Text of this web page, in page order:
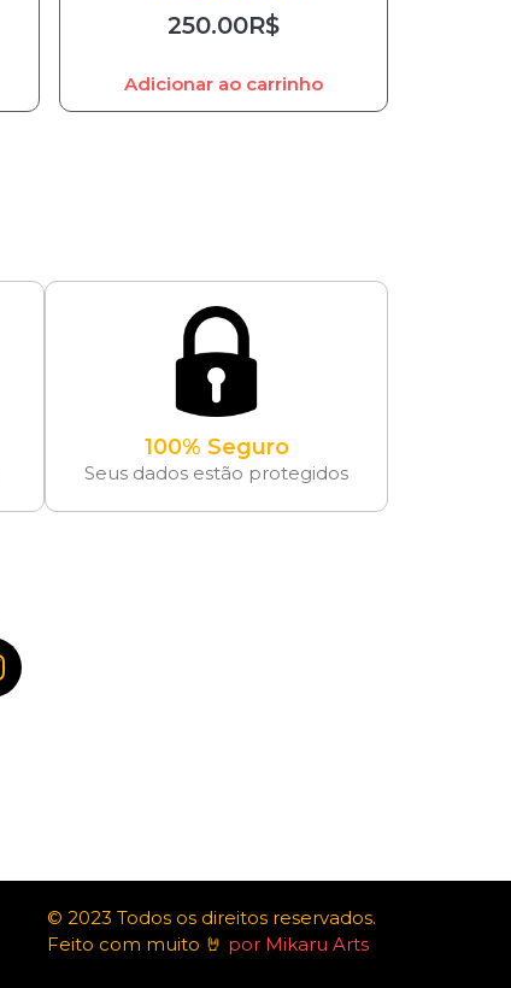
250.00R$
Adicionar ao carrinho
100% Seguro
Seus dados estão protegidos
© 2023 Todos os direitos reservados.
Feito com muito 🤘 por Mikaru Arts